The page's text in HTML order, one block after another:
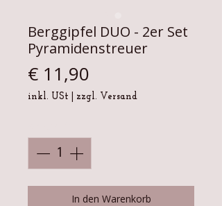
Berggipfel DUO - 2er Set
Pyramidenstreuer
€ 11,90
inkl. USt zzgl. Versand
In den Warenkorb